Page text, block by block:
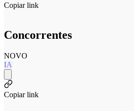
Copiar link
Concorrentes
NOVO
IA
Copiar link